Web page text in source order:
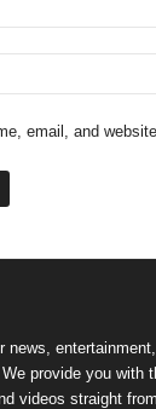
email, and
news,
provide you with
videos straight